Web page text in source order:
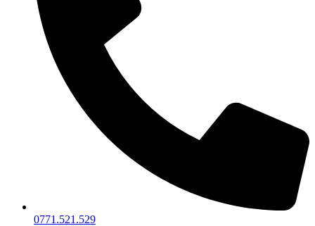
0771.521.529